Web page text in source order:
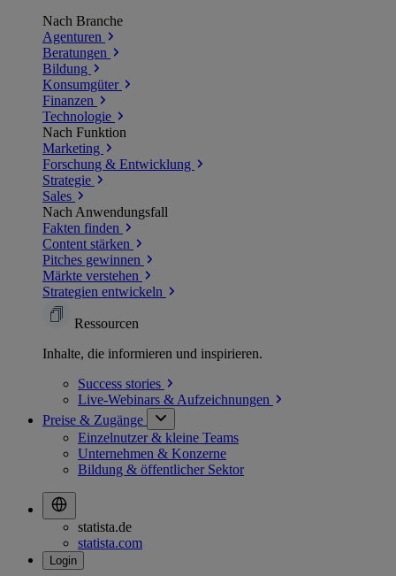
Nach Branche
Agenturen
Beratungen
Bildung
Konsumgüter
Finanzen
Technologie
Nach Funktion
Marketing
Forschung & Entwicklung
Strategie
Sales
Nach Anwendungsfall
Fakten finden
Content stärken
Pitches gewinnen
Märkte verstehen
Strategien entwickeln
Ressourcen
Inhalte, die informieren und inspirieren.
Success stories
Live-Webinars & Aufzeichnungen
Preise & Zugänge
Einzelnutzer & kleine Teams
Unternehmen & Konzerne
Bildung & öffentlicher Sektor
statista.de
statista.com